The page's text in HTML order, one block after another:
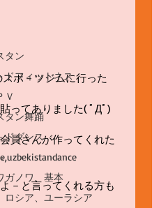
タン
ドフィットネス
Ｖ
タン舞踊
ドダンス
ガノワ、基本
ロシア、ユーラシア
ってありました( ﾟДﾟ)
員さんが作ってくれた
－と言ってくれる方も